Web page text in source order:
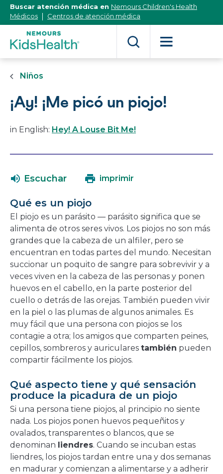
[Skip
Content]
Buscar atención médica en Nemours Children's Health
Médicos
Centros de atención médica
Niños
¡Ay! ¡Me picó un piojo!
in English: Hey! A Louse Bit Me!
Escuchar imprimir
Qué es un piojo
El piojo es un parásito ― parásito significa que se
alimenta de otros seres vivos. Los piojos no son más
grandes que la cabeza de un alfiler, pero se
encuentran en todas partes del mundo. Necesitan
succionar un poquito de sangre para sobrevivir y a
veces viven en la cabeza de las personas y ponen
huevos en el cabello, en la parte posterior del
cuello o detrás de las orejas. También pueden vivir
en la piel o las plumas de algunos animales. Es
muy fácil que una persona con piojos se los
contagie a otra; los amigos que comparten peines,
cepillos, sombreros y auriculares también pueden
compartir fácilmente los piojos.
Qué aspecto tiene y qué sensación
produce la picadura de un piojo
Si una persona tiene piojos, al principio no siente
nada. Los piojos ponen huevos pequeñitos y
ovalados, transparentes o blancos, que se
denominan liendres. Cuando se incuban estas
liendres, los piojos tardan entre una y dos semanas
en madurar y comienzan a alimentarse y a adherir